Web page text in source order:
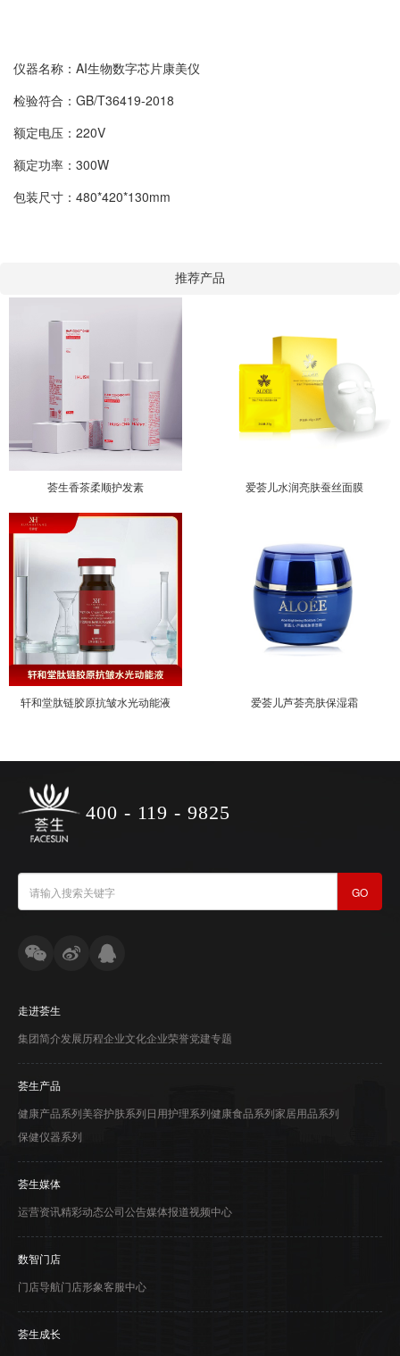
仪器名称：AI生物数字芯片康美仪
检验符合：GB/T36419-2018
额定电压：220V
额定功率：300W
包装尺寸：480*420*130mm
推荐产品
荟生香茶柔顺护发素 爱荟儿水润亮肤蚕丝面膜
轩和堂肽链胶原抗皱水光动能液 爱荟儿芦荟亮肤保湿霜
400 - 119 - 9825
GO
走进荟生
集团简介发展历程企业文化企业荣誉党建专题
荟生产品
健康产品系列美容护肤系列日用护理系列健康食品系列家居用品系列
保健仪器系列
荟生媒体
运营资讯精彩动态公司公告媒体报道视频中心
数智门店
门店导航门店形象客服中心
荟生成长